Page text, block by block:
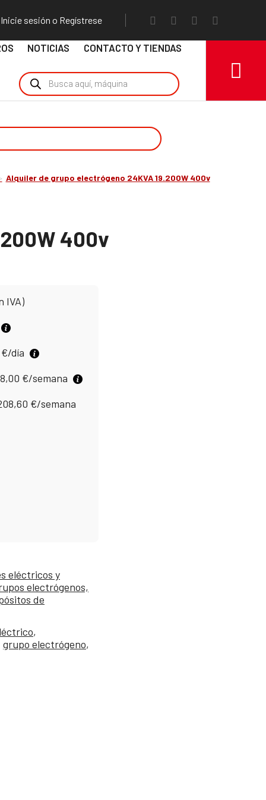
Inicie sesión o Regístrese
NOTICIAS CONTACTO Y TIENDAS
Alquiler de grupo electrógeno 24KVA 19.200W 400v
400v
IVA)
€/día
€/semana
€/semana
eléctricos y
electrógenos,
de
,
grupo electrógeno,